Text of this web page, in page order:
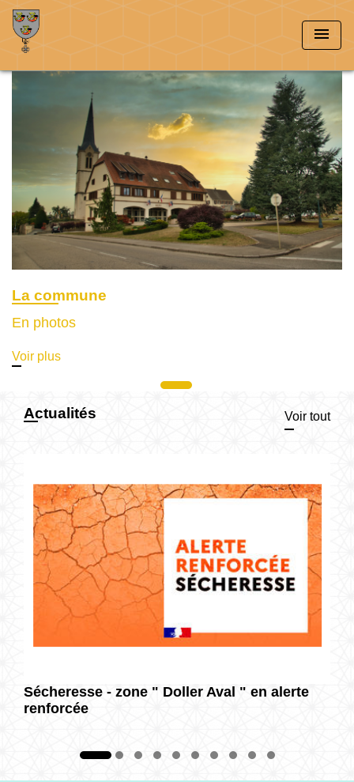
menu
La commune
En photos
Voir plus
Actualités Voir tout
Sécheresse - zone " Doller Aval " en alerte
renforcée